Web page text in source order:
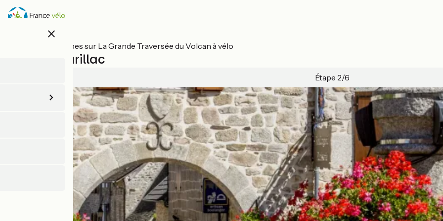
Aller
au
close
Toutes les étapes sur La Grande Traversée du Volcan à vélo
Maurs / Aurillac
Étape 2/6